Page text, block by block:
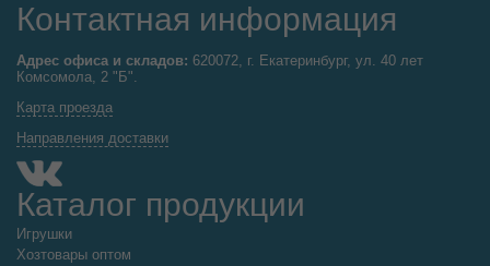
Контактная информация
Адрес офиса и складов: 620072, г. Екатеринбург, ул. 40 лет
Комсомола, 2 "Б".
Карта проезда
Направления доставки
Каталог продукции
Игрушки
Хозтовары оптом